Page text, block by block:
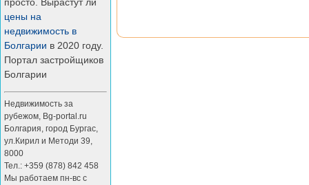
цены на
недвижимость в
Болгарии в 2020 году.
Портал застройщиков
Болгарии
Недвижимость за
рубежом, Bg-portal.ru
Болгария, город Бургас,
ул.Кирил и Методи 39,
8000
Тел.: +359 (878) 842 458
Мы работаем пн-вс с